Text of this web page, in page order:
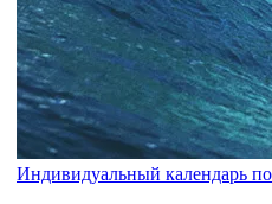
Индивидуальный